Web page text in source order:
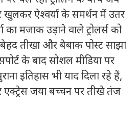
खुलकर ऐश्वर्या के समर्थन में उतर
मजाक उड़ाने वाले ट्रोलर्स को
तीखा और बेबाक पोस्ट साझा
के बाद सोशल मीडिया पर
इतिहास भी याद दिला रहे हैं,
एक्ट्रेस जया बच्चन पर तीखे तंज